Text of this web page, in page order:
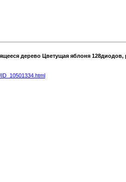
дерево Цветущая яблоня